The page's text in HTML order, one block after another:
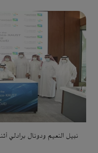
نبيل النعيم ودونال برادلي